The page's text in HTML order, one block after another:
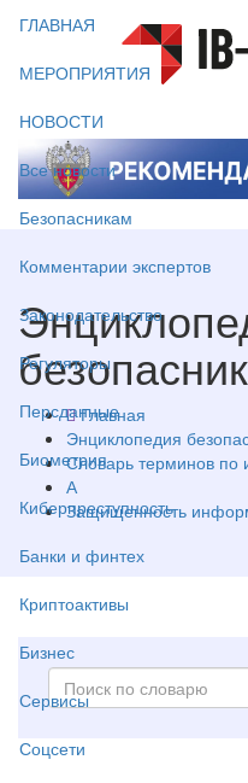
ГЛАВНАЯ
МЕРОПРИЯТИЯ
НОВОСТИ
Все новости
Безопасникам
Комментарии экспертов
Законодательство
Регуляторы
Персданные
Биометрия
Киберпреступность
Банки и финтех
Криптоактивы
Бизнес
Сервисы
Соцсети
Главная
Энциклопедия
Словарь терминов по
А
Защищенность